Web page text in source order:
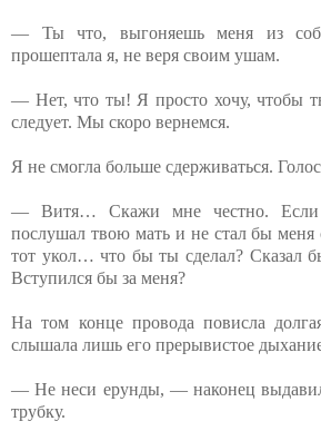
— Ты что, выгоняешь меня из
прошептала я, не веря своим ушам.
— Нет, что ты! Я просто хочу, чтобы
следует. Мы скоро вернемся.
Я не смогла больше сдерживаться.
— Витя… Скажи мне честно. Если
послушал твою мать и не стал бы меня
тот укол… что бы ты сделал? Сказал
Вступился бы за меня?
На том конце провода повисла
слышала лишь его прерывистое
— Не неси ерунды, — наконец
трубку.